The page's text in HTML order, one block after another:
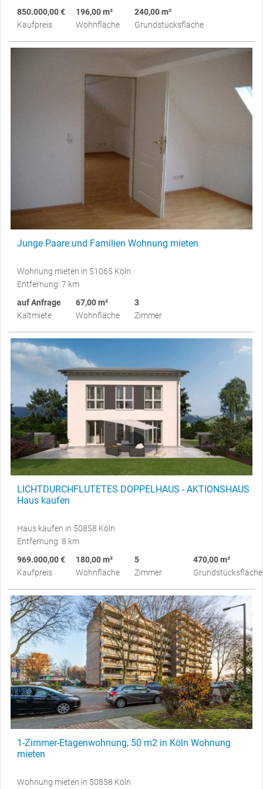
850.000,00 €
Kaufpreis
196,00 m²
Wohnfläche
240,00 m²
Grundstücksfläche
Junge Paare und Familien Wohnung mieten
Wohnung mieten in 51065 Köln
Entfernung: 7 km
auf Anfrage
Kaltmiete
67,00 m²
Wohnfläche
3
Zimmer
LICHTDURCHFLUTETES DOPPELHAUS - AKTIONSHAUS
Haus kaufen
Haus kaufen in 50858 Köln
Entfernung: 8 km
969.000,00 €
Kaufpreis
180,00 m²
Wohnfläche
5
Zimmer
470,00 m²
Grundstücksfläche
1-Zimmer-Etagenwohnung, 50 m2 in Köln Wohnung
mieten
Wohnung mieten in 50858 Köln